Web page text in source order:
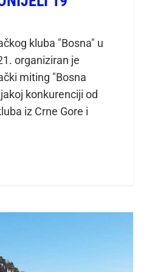
kluba "Bosna" u
organiziran je
miting "Bosna
jakoj konkurenciji od
iz Crne Gore i